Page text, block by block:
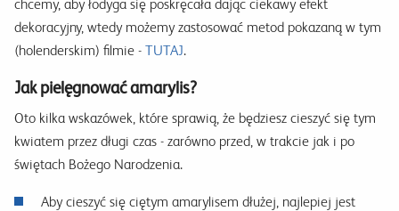
chcemy, aby łodyga się poskręcała dając ciekawy efekt
dekoracyjny, wtedy możemy zastosować metod pokazaną w tym
(holenderskim) filmie - TUTAJ.
Jak pielęgnować amarylis?
Oto kilka wskazówek, które sprawią, że będziesz cieszyć się tym
kwiatem przez długi czas - zarówno przed, w trakcie jak i po
świętach Bożego Narodzenia.
Aby cieszyć się ciętym amarylisem dłużej, najlepiej jest